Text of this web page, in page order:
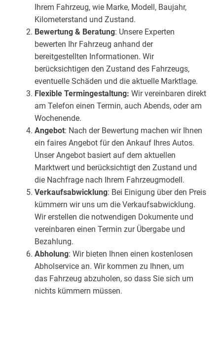
Ihrem Fahrzeug, wie Marke, Modell, Baujahr,
Kilometerstand und Zustand.
Bewertung & Beratung: Unsere Experten
bewerten Ihr Fahrzeug anhand der
bereitgestellten Informationen. Wir
berücksichtigen den Zustand des Fahrzeugs,
eventuelle Schäden und die aktuelle Marktlage.
Flexible Termingestaltung: Wir vereinbaren direkt
am Telefon einen Termin, auch Abends, oder am
Wochenende.
Angebot: Nach der Bewertung machen wir Ihnen
ein faires Angebot für den Ankauf Ihres Autos.
Unser Angebot basiert auf dem aktuellen
Marktwert und berücksichtigt den Zustand und
die Nachfrage nach Ihrem Fahrzeugmodell.
Verkaufsabwicklung: Bei Einigung über den Preis
kümmern wir uns um die Verkaufsabwicklung.
Wir erstellen die notwendigen Dokumente und
vereinbaren einen Termin zur Übergabe und
Bezahlung.
Abholung: Wir bieten Ihnen einen kostenlosen
Abholservice an. Wir kommen zu Ihnen, um
das Fahrzeug abzuholen, so dass Sie sich um
nichts kümmern müssen.